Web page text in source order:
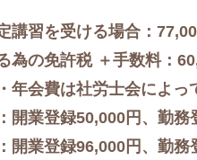
講習を受ける場合：
為の免許税 ＋手数料：
年会費は社労士会によ
開業登録50,000円、勤務
開業登録96,000円、勤務